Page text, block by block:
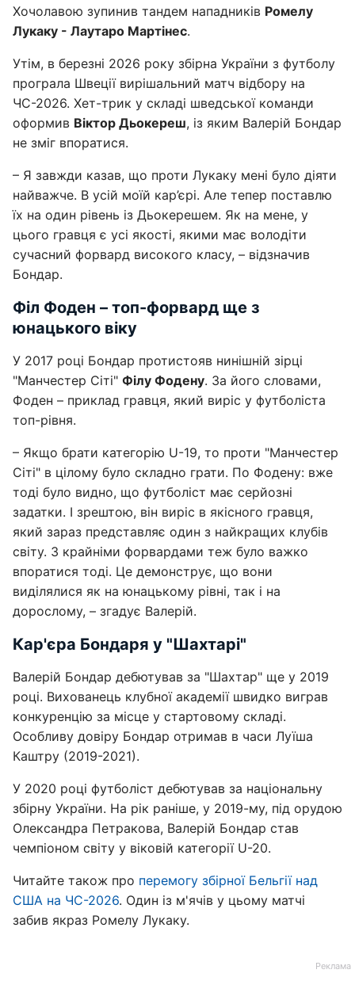
Хочолавою зупинив тандем нападників Ромелу
Лукаку - Лаутаро Мартінес.
Утім, в березні 2026 року збірна України з футболу
програла Швеції вирішальний матч відбору на
ЧС-2026. Хет-трик у складі шведської команди
оформив Віктор Дьокереш, із яким Валерій Бондар
не зміг впоратися.
– Я завжди казав, що проти Лукаку мені було діяти
найважче. В усій моїй кар’єрі. Але тепер поставлю
їх на один рівень із Дьокерешем. Як на мене, у
цього гравця є усі якості, якими має володіти
сучасний форвард високого класу, – відзначив
Бондар.
Філ Фоден – топ-форвард ще з
юнацького віку
У 2017 році Бондар протистояв нинішній зірці
"Манчестер Сіті" Філу Фодену. За його словами,
Фоден – приклад гравця, який виріс у футболіста
топ-рівня.
– Якщо брати категорію U-19, то проти "Манчестер
Сіті" в цілому було складно грати. По Фодену: вже
тоді було видно, що футболіст має серйозні
задатки. І зрештою, він виріс в якісного гравця,
який зараз представляє один з найкращих клубів
світу. З крайніми форвардами теж було важко
впоратися тоді. Це демонструє, що вони
виділялися як на юнацькому рівні, так і на
дорослому, – згадує Валерій.
Кар'єра Бондаря у "Шахтарі"
Валерій Бондар дебютував за "Шахтар" ще у 2019
році. Вихованець клубної академії швидко виграв
конкуренцію за місце у стартовому складі.
Особливу довіру Бондар отримав в часи Луїша
Каштру (2019-2021).
У 2020 році футболіст дебютував за національну
збірну України. На рік раніше, у 2019-му, під орудою
Олександра Петракова, Валерій Бондар став
чемпіоном світу у віковій категорії U-20.
Читайте також про перемогу збірної Бельгії над
США на ЧС-2026. Один із м'ячів у цьому матчі
забив якраз Ромелу Лукаку.